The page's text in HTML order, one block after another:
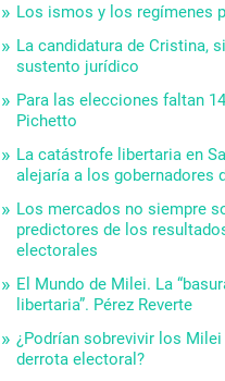
Los ismos y los regímenes
La candidatura de Cristina,
sustento jurídico
Para las elecciones faltan
Pichetto
La catástrofe libertaria en
alejaría a los gobernadores
Los mercados no siempre
predictores de los
electorales
El Mundo de Milei. La
libertaria”. Pérez Reverte
¿Podrían sobrevivir los Milei
derrota electoral?